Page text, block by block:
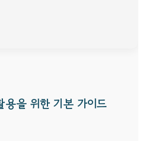
용을 위한 기본 가이드